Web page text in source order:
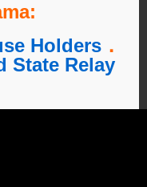
Holders．
State Relay